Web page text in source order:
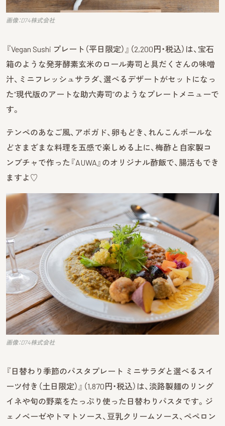
画像：D74株式会社
『Vegan Sushi プレート（平日限定）』（2,200円・税込）は、宝石
箱のような発芽酵素玄米のロール寿司と具だくさんの味噌
汁、ミニフレッシュサラダ、選べるデザートがセットになっ
た“現代版のアートな助六寿司”のようなプレートメニューで
す。
テンペのあなご風、アボガド、卵もどき、れんこんボールな
どさまざまな料理を五感で楽しめる上に、梅酢と自家製コ
ンブチャで作った『AUWA』のオリジナル酢飯で、腸活もでき
ますよ♡
画像：D74株式会社
『日替わり季節のパスタプレート ミニサラダと選べるスイ
ーツ付き（土日限定）』（1,870円・税込）は、淡路製麺のリング
イネや旬の野菜をたっぷり使った日替わりパスタです。ジ
ェノベーゼやトマトソース、豆乳クリームソース、ペペロン